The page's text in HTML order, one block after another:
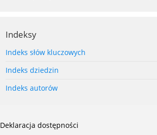
Indeksy
Indeks słów kluczowych
Indeks dziedzin
Indeks autorów
Deklaracja dostępności